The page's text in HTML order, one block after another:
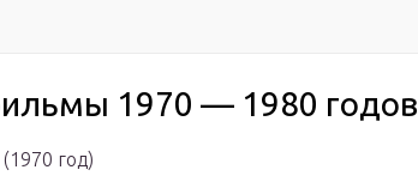
1970 — 1980 годов
год)